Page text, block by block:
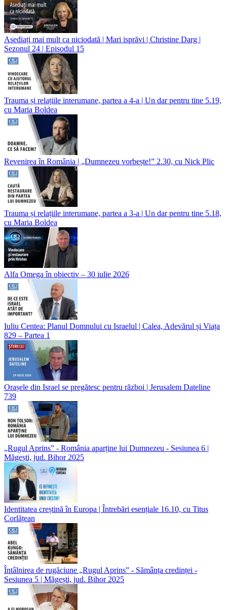
Asediați mai mult ca niciodată | Mari isprăvi | Christine Darg |
Sezonul 24 | Episodul 15
Trauma și relațiile interumane, partea a 4-a | Un dar pentru tine 5.19,
cu Maria Boldea
Revenirea în România | „Dumnezeu vorbește!” 2.30, cu Nick Plic
Trauma și relațiile interumane, partea a 3-a | Un dar pentru tine 5.18,
cu Maria Boldea
Alfa Omega în obiectiv – 30 iulie 2026
Iuliu Centea: Planul Domnului cu Israelul | Calea, Adevărul și Viața
829 – Partea 1
Orașele din Israel se pregătesc pentru război | Jerusalem Dateline
739
„Rugul Aprins” - România aparține lui Dumnezeu - Sesiunea 6 |
Măgești, jud. Bihor 2025
Identitatea creștină în Europa | Întrebări esențiale 16.10, cu Titus
Corlățean
Întâlnirea de rugăciune „Rugul Aprins” - Sămânța credinței -
Sesiunea 5 | Măgești, jud. Bihor 2025